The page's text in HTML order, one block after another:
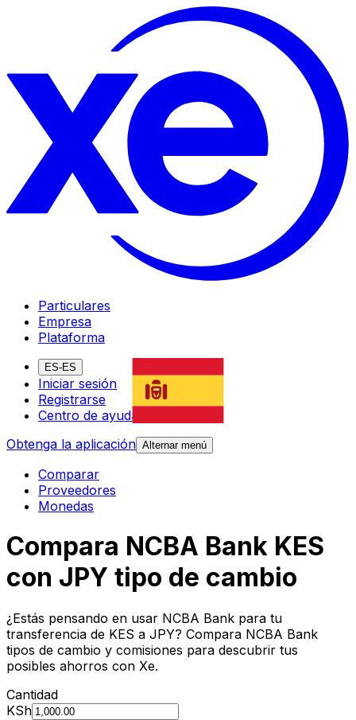
Particulares
Empresa
Plataforma
ES-ES
Iniciar sesión
Registrarse
Centro de ayuda
Obtenga la aplicación Alternar menú
Comparar
Proveedores
Monedas
Compara NCBA Bank KES
con JPY tipo de cambio
¿Estás pensando en usar NCBA Bank para tu
transferencia de KES a JPY? Compara NCBA Bank
tipos de cambio y comisiones para descubrir tus
posibles ahorros con Xe.
Cantidad
KSh